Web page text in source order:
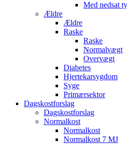
Med nedsat
Ældre
Ældre
Raske
Raske
Normalvægt
Overvægt
Diabetes
Hjertekarsygdom
Syge
Primærsektor
Dagskostforslag
Dagskostforslag
Normalkost
Normalkost
Normalkost 7 MJ